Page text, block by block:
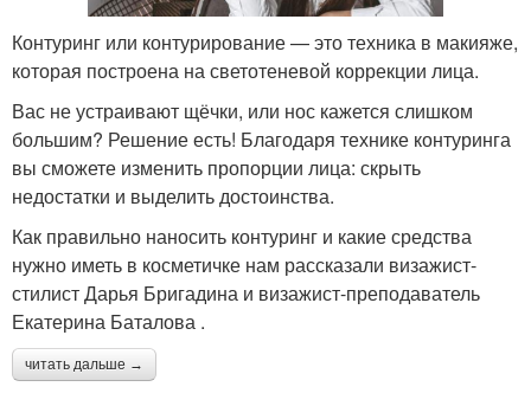
Контуринг или контурирование — это техника в макияже,
которая построена на светотеневой коррекции лица.
Вас не устраивают щёчки, или нос кажется слишком
большим? Решение есть! Благодаря технике контуринга
вы сможете изменить пропорции лица: скрыть
недостатки и выделить достоинства.
Как правильно наносить контуринг и какие средства
нужно иметь в косметичке нам рассказали визажист-
стилист Дарья Бригадина и визажист-преподаватель
Екатерина Баталова .
читать дальше →